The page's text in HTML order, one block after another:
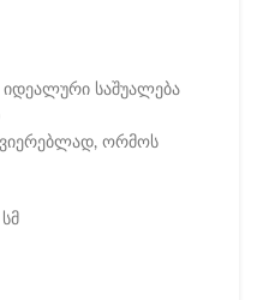
იდეალური საშუალება
ორმოს